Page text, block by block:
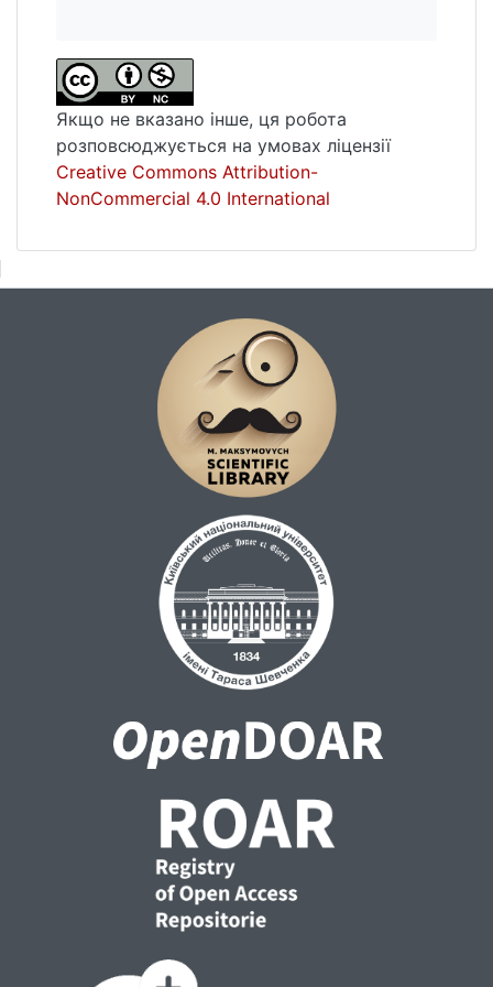
Якщо не вказано інше, ця робота
розповсюджується на умовах ліцензії
Creative Commons Attribution-
NonCommercial 4.0 International